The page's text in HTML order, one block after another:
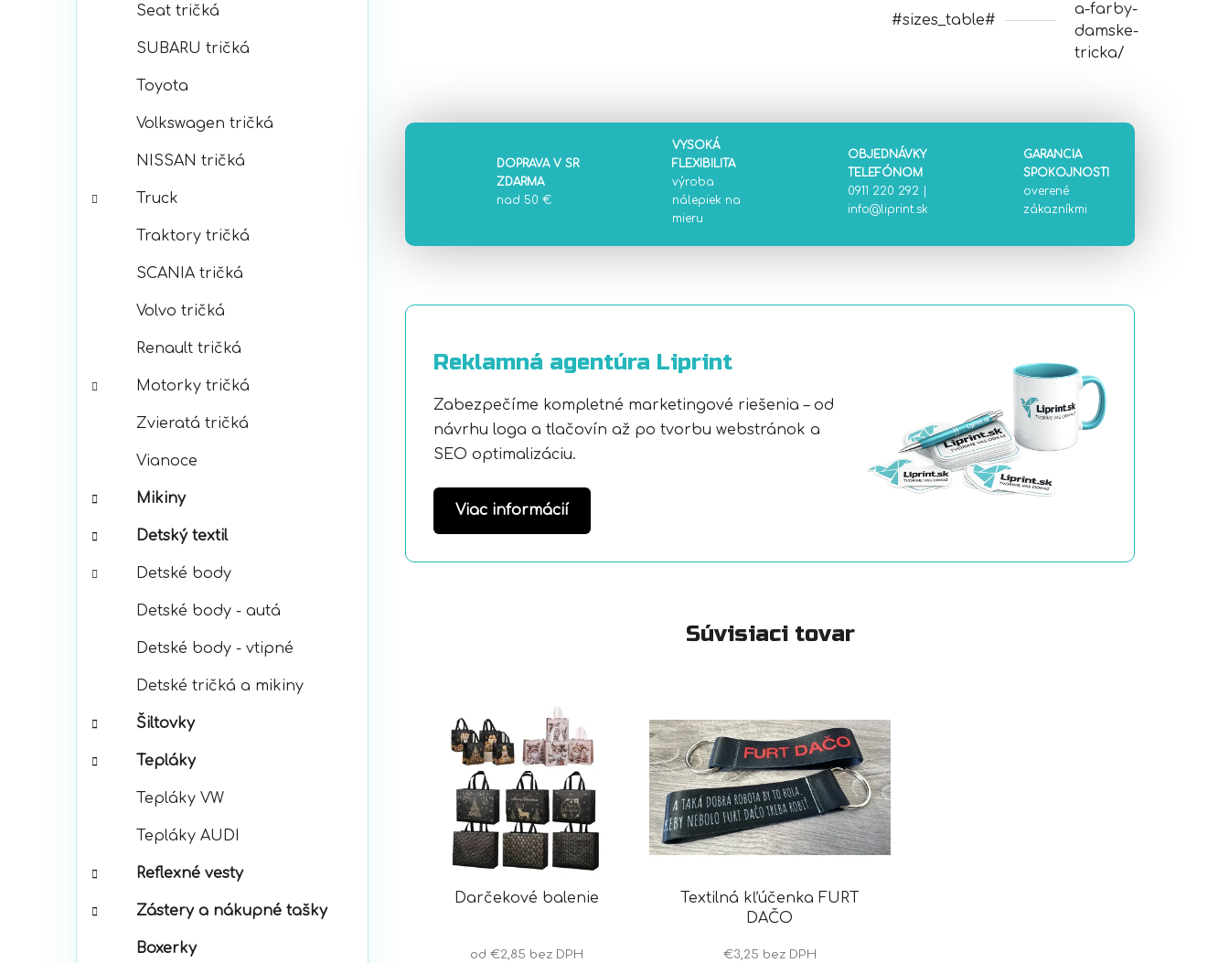
Seat tričká
SUBARU tričká
Toyota
Volkswagen tričká
NISSAN tričká
Truck
Traktory tričká
SCANIA tričká
Volvo tričká
Renault tričká
Motorky tričká
Zvieratá tričká
Vianoce
Mikiny
Detský textil
Detské body
Detské body - autá
Detské body - vtipné
Detské tričká a mikiny
Šiltovky
Tepláky
Tepláky VW
Tepláky AUDI
Reflexné vesty
Zástery a nákupné tašky
Boxerky
#sizes_table#
a-farby-
damske-
tricka/
DOPRAVA V SR
ZDARMA
nad 50 €
VYSOKÁ
FLEXIBILITA
výroba
nálepiek na
mieru
OBJEDNÁVKY
TELEFÓNOM
0911 220 292
info@liprint.sk
GARANCIA
SPOKOJNOSTI
overené
zákazníkmi
Reklamná agentúra Liprint
Zabezpečíme kompletné marketingové riešenia – od
návrhu loga a tlačovín až po tvorbu webstránok a
SEO optimalizáciu.
Viac informácií
Súvisiaci tovar
Darčekové balenie
od €2,85 bez DPH
Textilná kľúčenka FURT
DAČO
€3,25 bez DPH